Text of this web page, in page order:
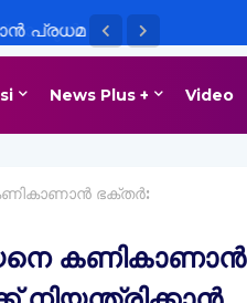
പ്രധമ
News Plus + Video
ഭക്തര്‍:
കണികാണാന്‍